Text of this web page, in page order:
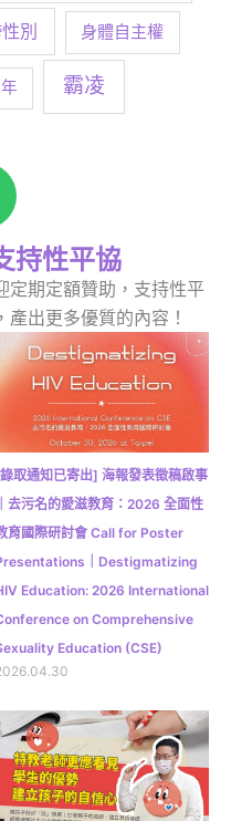
別 身體自主權
霸凌
持性平協
定期定額贊助，支持性平
出更多優質的內容！
取通知已寄出] 海報發表徵稿啟事
｜去污名的愛滋教育：2026 全面性
育國際研討會 Call for Poster
｜Destigmatizing
Education: 2026 International
on Comprehensive
Education (CSE)